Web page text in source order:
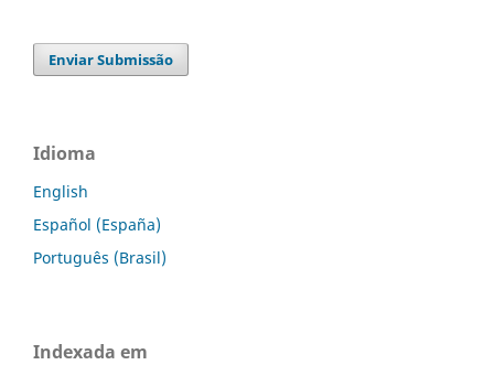
Enviar Submissão
Idioma
English
Español (España)
Português (Brasil)
Indexada em